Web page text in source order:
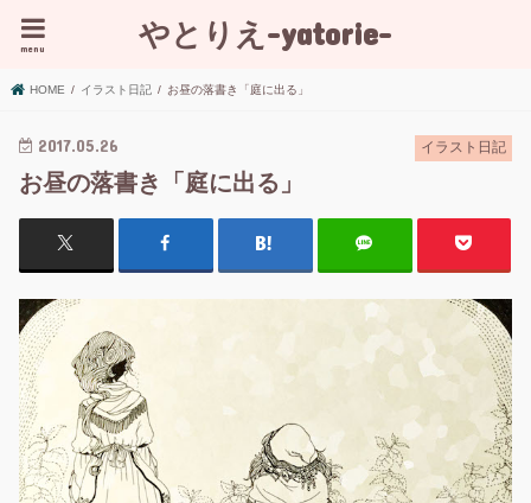
やとりえ-yatorie-
menu
HOME イラスト日記 お昼の落書き「庭に出る」
イラスト日記
2017.05.26
お昼の落書き「庭に出る」